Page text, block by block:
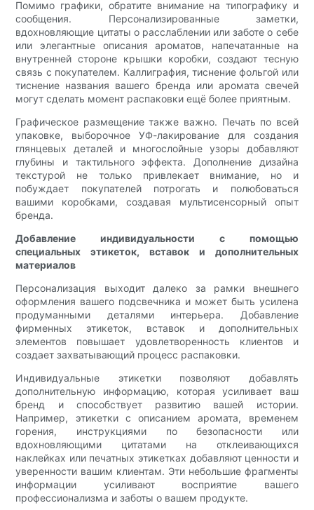
Помимо графики, обратите внимание на типографику и
сообщения. Персонализированные заметки,
вдохновляющие цитаты о расслаблении или заботе о себе
или элегантные описания ароматов, напечатанные на
внутренней стороне крышки коробки, создают тесную
связь с покупателем. Каллиграфия, тиснение фольгой или
тиснение названия вашего бренда или аромата свечей
могут сделать момент распаковки ещё более приятным.
Графическое размещение также важно. Печать по всей
упаковке, выборочное УФ-лакирование для создания
глянцевых деталей и многослойные узоры добавляют
глубины и тактильного эффекта. Дополнение дизайна
текстурой не только привлекает внимание, но и
побуждает покупателей потрогать и полюбоваться
вашими коробками, создавая мультисенсорный опыт
бренда.
Добавление индивидуальности с помощью
специальных этикеток, вставок и дополнительных
материалов
Персонализация выходит далеко за рамки внешнего
оформления вашего подсвечника и может быть усилена
продуманными деталями интерьера. Добавление
фирменных этикеток, вставок и дополнительных
элементов повышает удовлетворенность клиентов и
создает захватывающий процесс распаковки.
Индивидуальные этикетки позволяют добавлять
дополнительную информацию, которая усиливает ваш
бренд и способствует развитию вашей истории.
Например, этикетки с описанием аромата, временем
горения, инструкциями по безопасности или
вдохновляющими цитатами на отклеивающихся
наклейках или печатных этикетках добавляют ценности и
уверенности вашим клиентам. Эти небольшие фрагменты
информации усиливают восприятие вашего
профессионализма и заботы о вашем продукте.